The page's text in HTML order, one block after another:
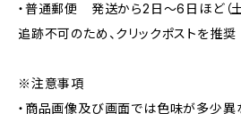
・普通郵便 発送から2日〜6日ほど（土
追跡不可のため、クリックポストを推奨
※注意事項
・商品画像及び画面では色味が多少異